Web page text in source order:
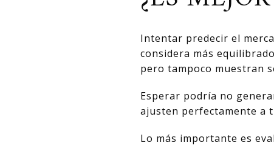
Intentar predecir el
considera más
pero tampoco muestran
Esperar podría no
ajusten perfectamente a
Lo más importante es